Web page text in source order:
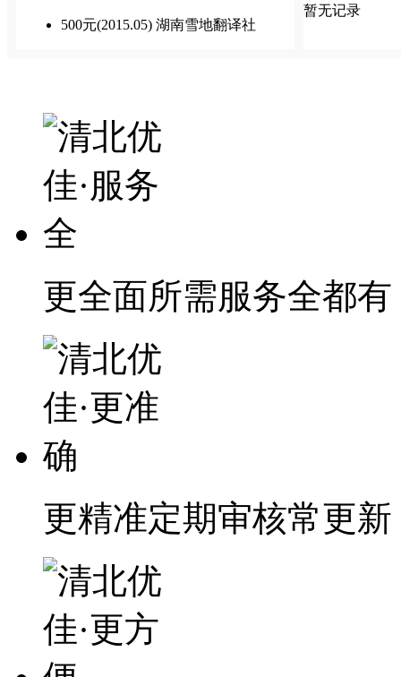
500元(2015.05) 湖南雪地翻译社
暂无记录
更全面所需服务全都有
更精准定期审核常更新